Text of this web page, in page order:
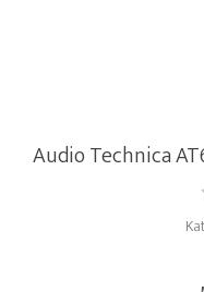
Audio Technica